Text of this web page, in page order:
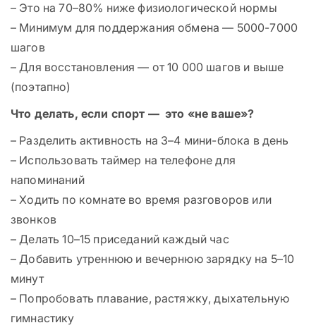
– Это на 70–80% ниже физиологической нормы
– Минимум для поддержания обмена — 5000-7000
шагов
– Для восстановления — от 10 000 шагов и выше
(поэтапно)
Что делать, если спорт — это «не ваше»?
– Разделить активность на 3–4 мини-блока в день
– Использовать таймер на телефоне для
напоминаний
– Ходить по комнате во время разговоров или
звонков
– Делать 10–15 приседаний каждый час
– Добавить утреннюю и вечернюю зарядку на 5–10
минут
– Попробовать плавание, растяжку, дыхательную
гимнастику